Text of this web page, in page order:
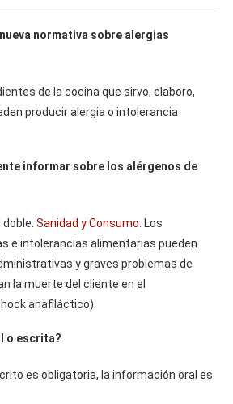
normativa sobre alergias
de la cocina que sirvo, elaboro,
producir alergia o intolerancia
informar sobre los alérgenos de
doble: Sanidad y Consumo. Los
e intolerancias alimentarias pueden
y graves problemas de
la muerte del cliente en el
anafiláctico).
o escrita?
es obligatoria, la información oral es